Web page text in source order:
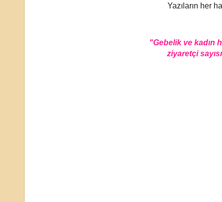
Yazıların her
"Gebelik ve kadın
ziyaretçi